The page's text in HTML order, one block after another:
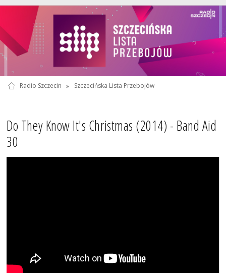
Radio Szczecin » Szczecińska Lista Przebojów
Do They Know It's Christmas (2014) - Band Aid
30